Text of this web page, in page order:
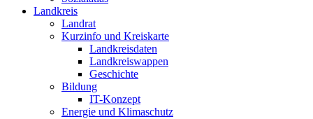
Landkreis
Landrat
Kurzinfo und Kreiskarte
Landkreisdaten
Landkreiswappen
Geschichte
Bildung
IT-Konzept
Energie und Klimaschutz